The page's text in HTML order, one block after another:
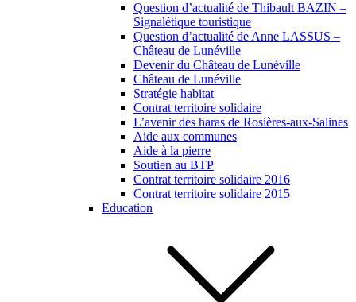
Question d’actualité de Thibault BAZIN –
Signalétique touristique
Question d’actualité de Anne LASSUS –
Château de Lunéville
Devenir du Château de Lunéville
Château de Lunéville
Stratégie habitat
Contrat territoire solidaire
L’avenir des haras de Rosières-aux-Salines
Aide aux communes
Aide à la pierre
Soutien au BTP
Contrat territoire solidaire 2016
Contrat territoire solidaire 2015
Education